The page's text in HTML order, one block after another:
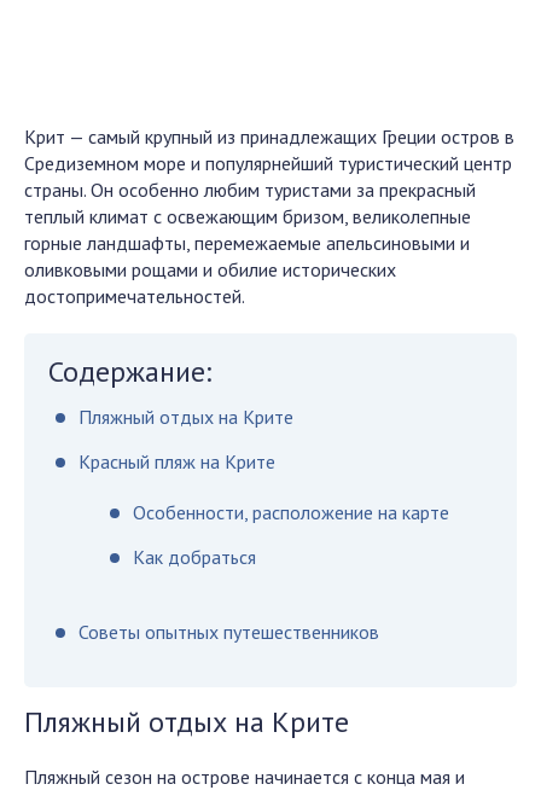
Крит — самый крупный из принадлежащих Греции остров в
Средиземном море и популярнейший туристический центр
страны. Он особенно любим туристами за прекрасный
теплый климат с освежающим бризом, великолепные
горные ландшафты, перемежаемые апельсиновыми и
оливковыми рощами и обилие исторических
достопримечательностей.
Содержание:
Пляжный отдых на Крите
Красный пляж на Крите
Особенности, расположение на карте
Как добраться
Советы опытных путешественников
Пляжный отдых на Крите
Пляжный сезон на острове начинается с конца мая и